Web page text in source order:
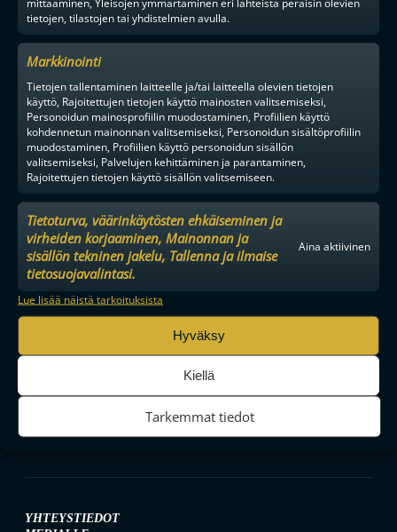
tietojen, tilastojen tai yhdistelmien avulla.
Markkinointi
Tietojen tallentaminen laitteelle ja/tai laitteella olevien tietojen
käyttö, Rajoitettujen tietojen käyttö mainosten valitsemiseksi,
Personoidun mainosprofiilin muodostaminen, Profiilien käyttö
kohdennetun mainonnan valitsemiseksi, Personoidun sisältöprofiilin
muodostaminen, Profiilien käyttö personoidun sisällön
valitsemiseksi, Palvelujen kehittäminen ja parantaminen,
Rajoitettujen tietojen käyttö sisällön valitsemiseen.
Tietoturva, väärinkäytösten ehkäiseminen ja
virheiden korjaaminen, Mainonnan ja
sisällön tekninen jakelu, Tallenna ja ilmaise
tietosuojavalintasi.
Aina aktiivinen
Lue lisää näistä tarkoituksista
Hyväksy
Kiellä
Tarkemmat tiedot
MAAILMAN VIIHDYTTÄVINTÄ SALIBANDYA
YHTEYSTIEDOT